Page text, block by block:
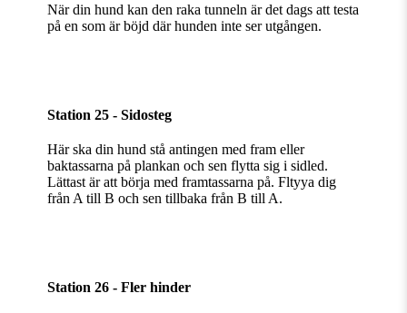
När din hund kan den raka tunneln är det dags att testa
på en som är böjd där hunden inte ser utgången.
Station 25 - Sidosteg
Här ska din hund stå antingen med fram eller
baktassarna på plankan och sen flytta sig i sidled.
Lättast är att börja med framtassarna på. Fltyya dig
från A till B och sen tillbaka från B till A.
Station 26 - Fler hinder